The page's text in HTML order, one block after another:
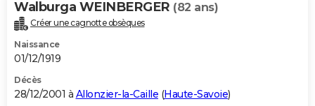
Walburga WEINBERGER (82 ans)
Créer une cagnotte obsèques
Naissance
01/12/1919
Décès
28/12/2001 à Allonzier-la-Caille (Haute-Savoie)